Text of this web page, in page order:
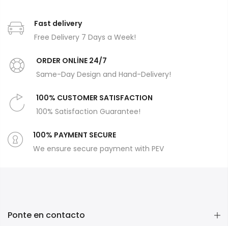
Fast delivery
Free Delivery 7 Days a Week!
ORDER ONLİNE 24/7
Same-Day Design and Hand-Delivery!
100% CUSTOMER SATISFACTION
100% Satisfaction Guarantee!
100% PAYMENT SECURE
We ensure secure payment with PEV
Ponte en contacto